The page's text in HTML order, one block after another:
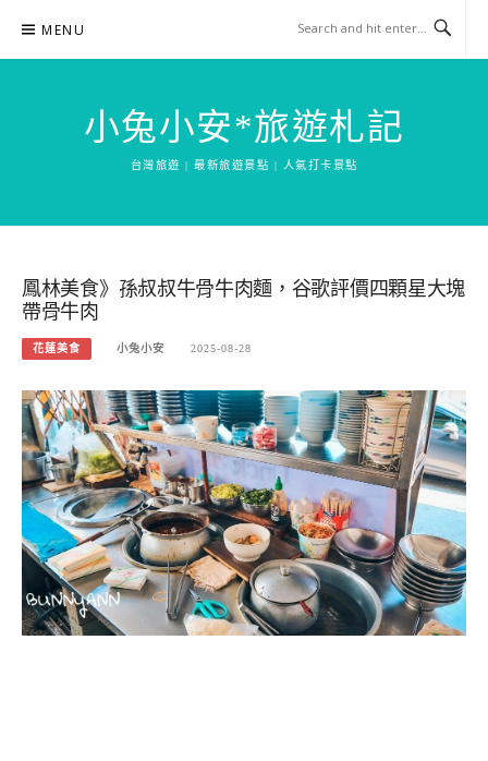
content
MENU
小兔小安*旅遊札記
台灣旅遊 | 最新旅遊景點 | 人氣打卡景點
鳳林美食》孫叔叔牛骨牛肉麵，谷歌評價四顆星大塊
帶骨牛肉
花蓮美食 小兔小安 2025-08-28